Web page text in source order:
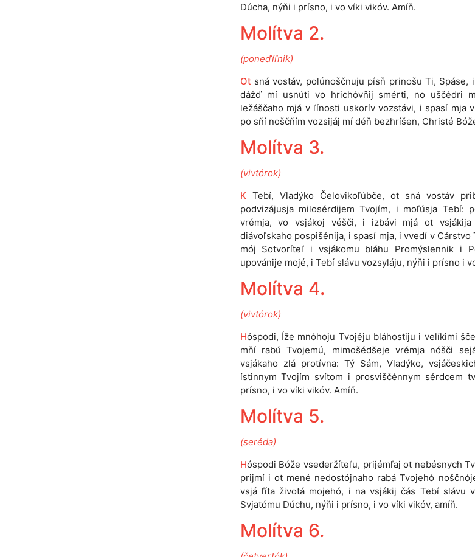
Dúcha, nýňi i prísno, i vo víki vikóv. Amíň.
Molítva 2.
(poneďíľnik)
Ot sná vostáv, polúnoščnuju písň prinošu Ti, Spáse,
dážď mí usnúti vo hrichóvňij smérti, no uščédri
ležáščaho mjá v ľínosti uskorív vozstávi, i spasí mja
po sňí noščňím vozsijáj mí déň bezhríšen, Christé
Molítva 3.
(vivtórok)
KTebí, Vladýko Čelovikoľúbče, ot sná vostáv
podvizájusja milosérdijem Tvojím, i moľúsja Tebí:
vrémja, vo vsjákoj véšči, i izbávi mjá ot
diávoľskaho pospišénija, i spasí mja, i vvedí v
mój Sotvoríteľ i vsjákomu bláhu Promýslennik i
upovánije mojé, i Tebí slávu vozsyláju, nýňi i prísno i
Molítva 4.
(vivtórok)
Hóspodi, Íže mnóhoju Tvojéju bláhostiju i velíkimi
mňí rabú Tvojemú, mimošédšeje vrémja nóšči
vsjákaho zlá protívna: Tý Sám, Vladýko,
ístinnym Tvojím svítom i prosviščénnym sérdcem
prísno, i vo víki vikóv. Amíň.
Molítva 5.
(seréda)
Hóspodi Bóže vsederžíteľu, prijémľaj ot nebésnych
prijmí i ot mené nedostójnaho rabá Tvojehó
vsjá ľíta životá mojehó, i na vsjákij čás Tebí slávu
Svjatómu Dúchu, nýňi i prísno, i vo víki vikóv, amíň.
Molítva 6.